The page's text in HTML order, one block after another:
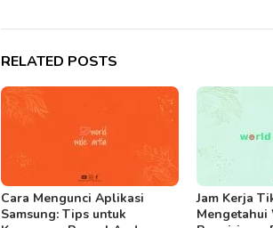
RELATED POSTS
Cara Mengunci Aplikasi
Samsung: Tips untuk
Jam Kerja
Mengetahui